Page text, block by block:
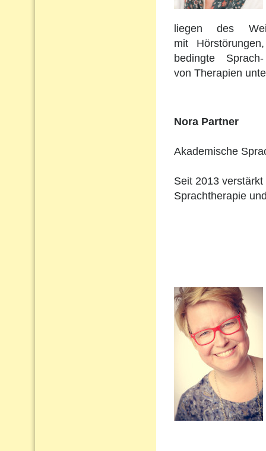
liegen des
mit
bedingte
von Therapien
Nora Partner
Akademische
Seit 2013
Sprachtherapie